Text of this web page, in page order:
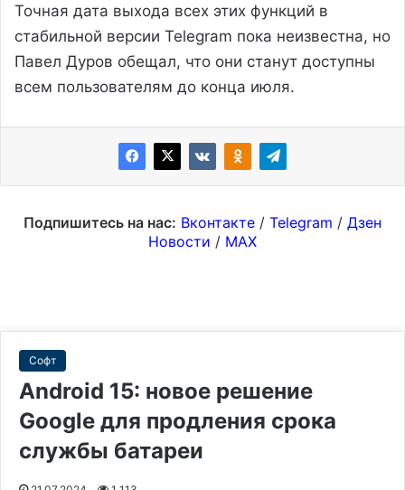
Точная дата выхода всех этих функций в
стабильной версии Telegram пока неизвестна, но
Павел Дуров обещал, что они станут доступны
всем пользователям до конца июля.
Подпишитесь на нас: Вконтакте / Telegram / Дзен
Новости / MAX